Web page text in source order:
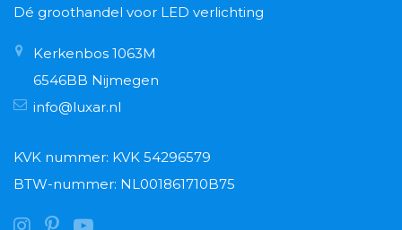
Dé groothandel voor LED verlichting
Kerkenbos 1063M
6546BB Nijmegen
info@luxar.nl
KVK nummer: KVK 54296579
BTW-nummer: NL001861710B75